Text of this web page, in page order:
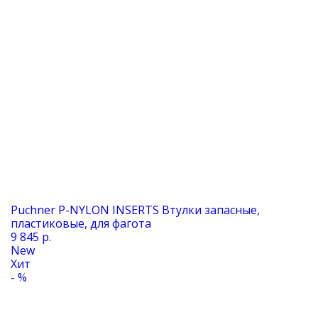
Puchner P-NYLON INSERTS Втулки запасные,
пластиковые, для фагота
9 845 р.
New
Хит
- %